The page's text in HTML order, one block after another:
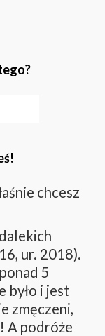
chcesz
ur. 2018).
5
było i jest
zmęczeni,
A podróże